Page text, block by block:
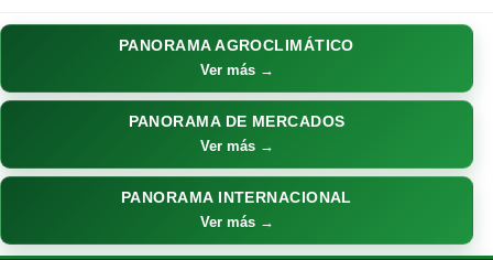
PANORAMA AGROCLIMÁTICO
Ver más →
PANORAMA DE MERCADOS
Ver más →
PANORAMA INTERNACIONAL
Ver más →